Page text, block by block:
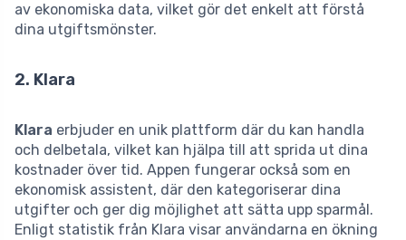
av ekonomiska data, vilket gör det enkelt att förstå
dina utgiftsmönster.
2. Klara
Klara erbjuder en unik plattform där du kan handla
och delbetala, vilket kan hjälpa till att sprida ut dina
kostnader över tid. Appen fungerar också som en
ekonomisk assistent, där den kategoriserar dina
utgifter och ger dig möjlighet att sätta upp sparmål.
Enligt statistik från Klara visar användarna en ökning